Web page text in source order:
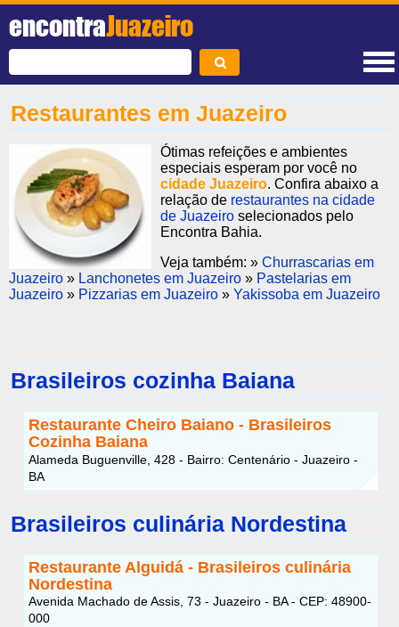
encontraJuazeiro
Restaurantes em Juazeiro
Ótimas refeições e ambientes
especiais esperam por você no
cidade Juazeiro. Confira abaixo a
relação de restaurantes na cidade
de Juazeiro selecionados pelo
Encontra Bahia.
Veja também: » Churrascarias em
Juazeiro » Lanchonetes em Juazeiro » Pastelarias em
Juazeiro » Pizzarias em Juazeiro » Yakissoba em Juazeiro
Brasileiros cozinha Baiana
Restaurante Cheiro Baiano - Brasileiros
Cozinha Baiana
Alameda Buguenville, 428 - Bairro: Centenário - Juazeiro -
BA
Brasileiros culinária Nordestina
Restaurante Alguidá - Brasileiros culinária
Nordestina
Avenida Machado de Assis, 73 - Juazeiro - BA - CEP: 48900-
000